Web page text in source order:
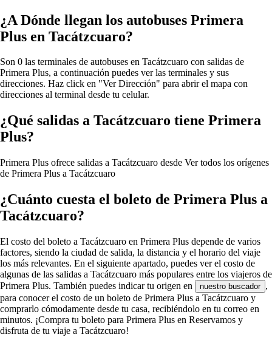
¿A Dónde llegan los autobuses Primera
Plus en Tacátzcuaro?
Son 0 las terminales de autobuses en Tacátzcuaro con salidas de
Primera Plus, a continuación puedes ver las terminales y sus
direcciones. Haz click en "Ver Dirección" para abrir el mapa con
direcciones al terminal desde tu celular.
¿Qué salidas a Tacátzcuaro tiene Primera
Plus?
Primera Plus ofrece salidas a Tacátzcuaro desde Ver todos los orígenes
de Primera Plus a Tacátzcuaro
¿Cuánto cuesta el boleto de Primera Plus a
Tacátzcuaro?
El costo del boleto a Tacátzcuaro en Primera Plus depende de varios
factores, siendo la ciudad de salida, la distancia y el horario del viaje
los más relevantes. En el siguiente apartado, puedes ver el costo de
algunas de las salidas a Tacátzcuaro más populares entre los viajeros de
Primera Plus. También puedes indicar tu origen en
nuestro buscador ,
para conocer el costo de un boleto de Primera Plus a Tacátzcuaro y
comprarlo cómodamente desde tu casa, recibiéndolo en tu correo en
minutos. ¡Compra tu boleto para Primera Plus en Reservamos y
disfruta de tu viaje a Tacátzcuaro!